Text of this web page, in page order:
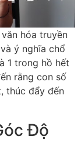
hóa truyền
ý nghĩa chổ
1 trong hồ hết
rằng con số
thúc đẩy đến
Độ